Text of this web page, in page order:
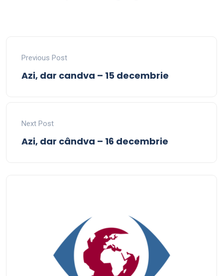
Previous Post
Azi, dar candva – 15 decembrie
Next Post
Azi, dar cândva – 16 decembrie